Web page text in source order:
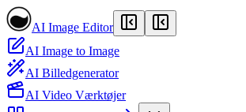
AI Image Editor
AI Image to Image
AI Billedgenerator
AI Video Værktøjer